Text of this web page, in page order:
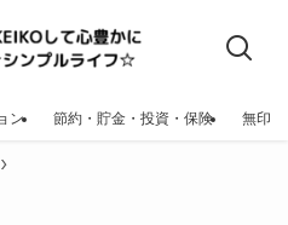
ン 節約・貯金・投資・保険 無印